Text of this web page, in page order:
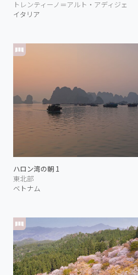
トレンティーノ＝アルト・アディジェ
イタリア
ハロン湾の朝 1
東北部
ベトナム